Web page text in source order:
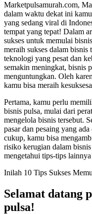
Marketpulsamurah.com,
dalam waktu dekat ini
yang sedang viral di
tempat yang tepat! Dalam
sukses untuk memulai
meraih sukses dalam bisnis
teknologi yang pesat dan
semakin meningkat, bisnis
menguntungkan. Oleh
kamu bisa meraih
Pertama, kamu perlu
bisnis pulsa, mulai dari
mengelola bisnis tersebut.
pasar dan pesaing yang
cukup, kamu bisa
risiko kerugian dalam
mengetahui tips-tips
Inilah 10 Tips Sukses
Selamat datang
pulsa!